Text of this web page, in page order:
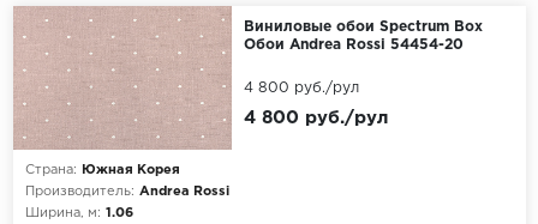
Виниловые обои Spectrum Box
Обои Andrea Rossi 54454-20
Страна:
Южная Корея
Производитель: Andrea Rossi
Ширина, м: 1.06
4 800 руб./рул
4 800 руб./рул